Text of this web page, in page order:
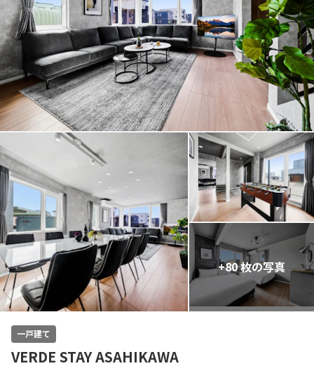
+80 枚の写真
一戸建て
VERDE STAY ASAHIKAWA